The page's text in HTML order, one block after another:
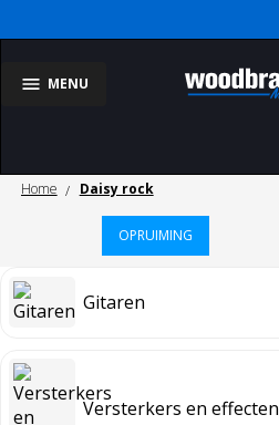
MENU
Home Daisy rock
OPRUIMING
Gitaren
Versterkers en effecten